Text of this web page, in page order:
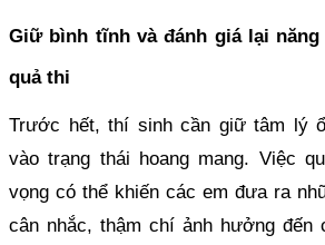
Giữ bình tĩnh và đánh giá lại
quả thi
Trước hết, thí sinh cần giữ tâm lý
vào trạng thái hoang mang. Việc
vọng có thể khiến các em đưa ra
cân nhắc, thậm chí ảnh hưởng đến